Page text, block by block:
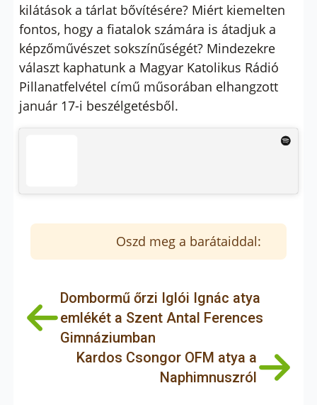
kilátások a tárlat bővítésére? Miért kiemelten
fontos, hogy a fiatalok számára is átadjuk a
képzőművészet sokszínűségét? Mindezekre
választ kaphatunk a Magyar Katolikus Rádió
Pillanatfelvétel című műsorában elhangzott
január 17-i beszélgetésből.
Oszd meg a barátaiddal:
Dombormű őrzi Iglói Ignác atya
emlékét a Szent Antal Ferences
Gimnáziumban
Kardos Csongor OFM atya a
Naphimnuszról